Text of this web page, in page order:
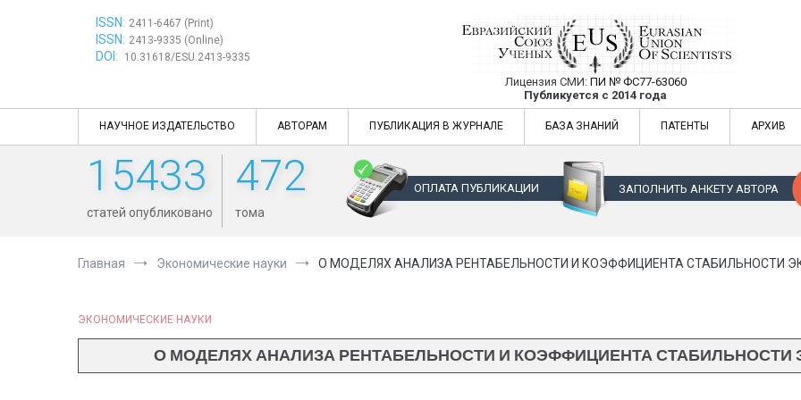
ISSN: 2411-6467 (Print)
ISSN: 2413-9335 (Online)
DOI: 10.31618/ESU.2413-9335
Евразийский Союз Ученых —
Лицензия СМИ: ПИ № ФС77-63060
Публикуется с 2014 года
Евразийский Союз Ученых — публикация научных статей в
НАУЧНОЕ ИЗДАТЕЛЬСТВО АВТОРАМ ПУБЛИКАЦИЯ В ЖУРНАЛЕ БАЗА ЗНАНИЙ ПАТЕНТЫ АРХИВ
15433
статей опубликовано
472
тома
ОПЛАТА ПУБЛИКАЦИИ ЗАПОЛНИТЬ АНКЕТУ АВТОРА
Главная Экономические науки О МОДЕЛЯХ АНАЛИЗА РЕНТАБЕЛЬНОСТИ И КОЭФФИЦИЕНТА СТАБИЛЬНОСТИ
ЭКОНОМИЧЕСКИЕ НАУКИ
О МОДЕЛЯХ АНАЛИЗА РЕНТАБЕЛЬНОСТИ И КОЭФФИЦИЕНТА